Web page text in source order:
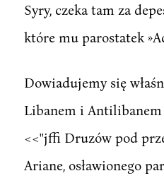
Syry, czeka tam za
które mu parostatek
Dowiadujemy się
Libanem i Antilibanem
<<''jffi Druzów pod
Ariane, osławionego